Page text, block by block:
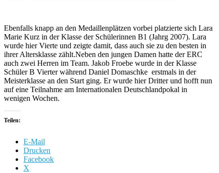
Ebenfalls knapp an den Medaillenplätzen vorbei platzierte sich Lara
Marie Kurz in der Klasse der Schülerinnen B1 (Jahrg 2007). Lara
wurde hier Vierte und zeigte damit, dass auch sie zu den besten in
ihrer Altersklasse zählt.Neben den jungen Damen hatte der ERC
auch zwei Herren im Team. Jakob Froebe wurde in der Klasse
Schüler B Vierter während Daniel Domaschke erstmals in der
Meisterklasse an den Start ging. Er wurde hier Dritter und hofft nun
auf eine Teilnahme am Internationalen Deutschlandpokal in
wenigen Wochen.
Teilen:
E-Mail
Drucken
Facebook
X